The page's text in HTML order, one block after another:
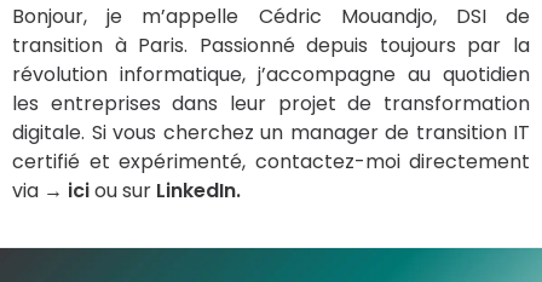
Bonjour, je m’appelle Cédric Mouandjo, DSI de
transition à Paris. Passionné depuis toujours par la
révolution informatique, j’accompagne au quotidien
les entreprises dans leur projet de transformation
digitale. Si vous cherchez un manager de transition IT
certifié et expérimenté, contactez-moi directement
via → iciou sur LinkedIn.